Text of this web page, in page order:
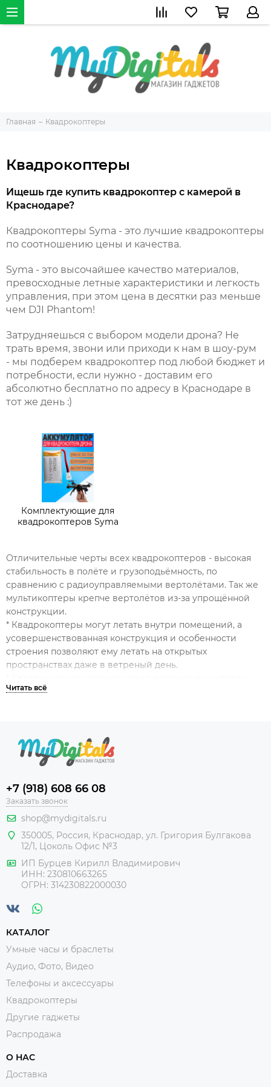
Главная Квадрокоптеры
Квадрокоптеры
Ищешь где купить квадрокоптер с камерой в
Краснодаре?
Квадрокоптеры Syma - это лучшие квадрокоптеры
по соотношению цены и качества.
Syma - это высочайшее качество материалов,
превосходные летные характеристики и легкость
управления, при этом цена в десятки раз меньше
чем DJI Phantom!
Затрудняешься с выбором модели дрона? Не
трать время, звони или приходи к нам в шоу-рум
- мы подберем квадрокоптер под любой бюджет и
потребности, если нужно - доставим его
абсолютно бесплатно по адресу в Краснодаре в
тот же день :)
Комплектующие для
квадрокоптеров Syma
Отличительные черты всех квадрокоптеров - высокая
стабильность в полёте и грузоподьёмность, по
сравнению с радиоуправляемыми вертолётами. Так же
мультикоптеры крепче вертолётов из-за упрощённой
конструкции.
* Квадрокоптеры могут летать внутри помещений, а
усовершенствованная конструкция и особенности
строения позволяют ему летать на открытых
пространствах даже в ветреный день.
направлениях вверх, вниз, вперед, назад, вправо, влево,
* Возможность съемки видео в качестве FullHD (в
зависимости от комплектации).
* Легок в управлении и отзывчив на команды пилота.
* Время полета может составлять до 12 минут.
опробовать сразу после покупки!
* Наши квадрокоптеры подойдут для начинающих и
практикующих летчиков.
* Новинки укомплектована самой современной
аппаратурой радиоуправления с частотой 2.4Ghz,
высокую помехоустойчивость и стабильную передачу
* Дальность действия пульта достигает 150 метров
+7 (918) 608 66 08
Заказать звонок
shop@mydigitals.ru
350005, Россия, Краснодар, ул. Григория Булгакова
12/1, Цоколь Офис №3
ИП Бурцев Кирилл Владимирович
ИНН: 230810663265
ОГРН: 314230822000030
КАТАЛОГ
Умные часы и браслеты
Аудио, Фото, Видео
Телефоны и аксессуары
Квадрокоптеры
Другие гаджеты
Распродажа
О НАС
Доставка